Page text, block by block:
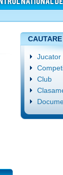
Jucator
Club